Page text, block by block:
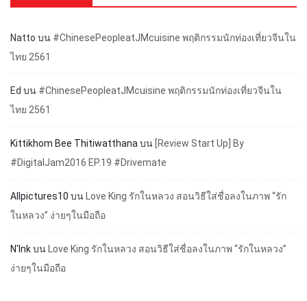
Natto บน #ChinesePeopleatJMcuisine พฤติกรรมนักท่องเที่ยวจีนใน
ไทย 2561
Ed บน #ChinesePeopleatJMcuisine พฤติกรรมนักท่องเที่ยวจีนใน
ไทย 2561
Kittikhom Bee Thitiwatthana บน [Review Start Up] By
#DigitalJam2016 EP.19 #Drivemate
Allpictures10 บน
Love King รักในหลวง สอนวิธีใส่ชื่อลงในภาพ “รัก
ในหลวง” ง่ายๆในมือถือ
N'Inkบน
Love King รักในหลวง สอนวิธีใส่ชื่อลงในภาพ “รักในหลวง”
ง่ายๆในมือถือ